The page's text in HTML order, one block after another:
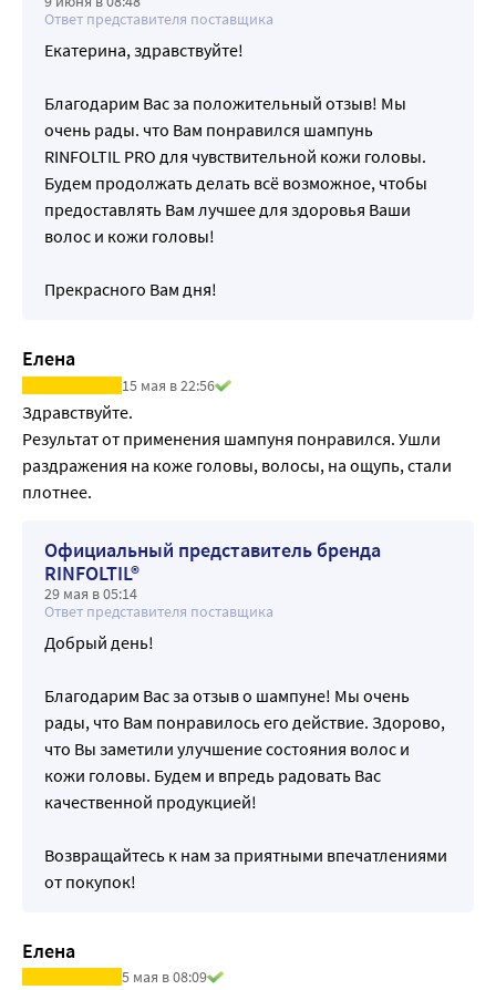
состояние волосяной луковицы, придают объем и блеск
волосам, восстанавливают поврежденные участки.
-Бережно очищает.
-Устраняет раздражение.
-Стимулирует рост волос.
Специальные особенности: Без SLS, парабенов,
силиконов. pH-нейтральный. Гипоаллергенно.
Результат: волосы и кожа головы очищены, рост волос
Ответ представителя поставщика
Екатерина, здравствуйте!
Благодарим Вас за положительный отзыв! Мы
очень рады. что Вам понравился шампунь
RINFOLTIL PRO для чувствительной кожи головы.
Будем продолжать делать всё возможное, чтобы
предоставлять Вам лучшее для здоровья Ваши
волос и кожи головы!
Прекрасного Вам дня!
Елена
15 мая в 22:56
Здравствуйте.
Результат от применения шампуня понравился. Ушли
раздражения на коже головы, волосы, на ощупь, стали
плотнее.
Официальный представитель бренда
RINFOLTIL®
29 мая в 05:14
Ответ представителя поставщика
Добрый день!
Благодарим Вас за отзыв о шампуне! Мы очень
рады, что Вам понравилось его действие. Здорово,
что Вы заметили улучшение состояния волос и
кожи головы. Будем и впредь радовать Вас
качественной продукцией!
Возвращайтесь к нам за приятными впечатлениями
от покупок!
Елена
5 мая в 08:09